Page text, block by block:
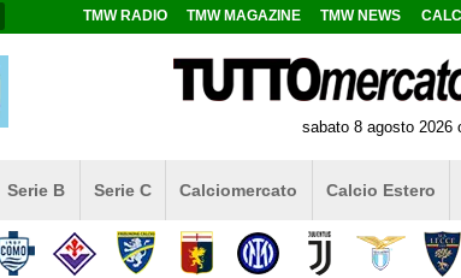
TMW RADIO TMW MAGAZINE TMW NEWS
sabato 8 agosto 2026
Serie B Serie C Calciomercato Calcio Estero